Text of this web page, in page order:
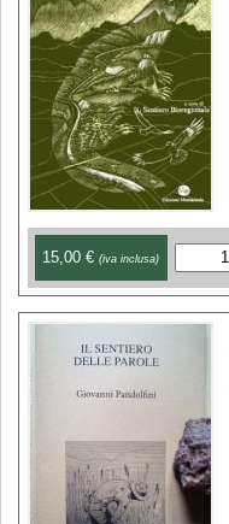
15,00 € (iva inclusa)